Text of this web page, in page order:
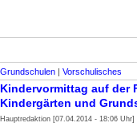
Grundschulen | Vorschulisches
Kindervormittag auf der
Kindergärten und
Hauptredaktion [07.04.2014 - 18:06 Uhr]